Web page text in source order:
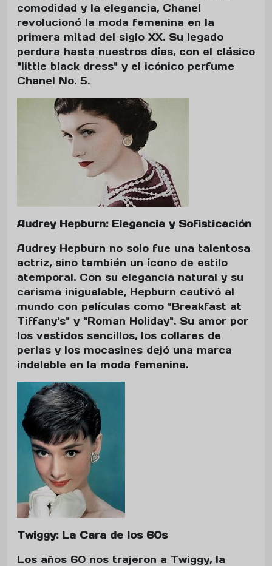
comodidad y la elegancia, Chanel
revolucionó la moda femenina en la
primera mitad del siglo XX. Su legado
perdura hasta nuestros días, con el clásico
"little black dress" y el icónico perfume
Chanel No. 5.
Audrey Hepburn: Elegancia y Sofisticación
Audrey Hepburn no solo fue una talentosa
actriz, sino también un ícono de estilo
atemporal. Con su elegancia natural y su
carisma inigualable, Hepburn cautivó al
mundo con películas como "Breakfast at
Tiffany's" y "Roman Holiday". Su amor por
los vestidos sencillos, los collares de
perlas y los mocasines dejó una marca
indeleble en la moda femenina.
Twiggy: La Cara de los 60s
Los años 60 nos trajeron a Twiggy, la